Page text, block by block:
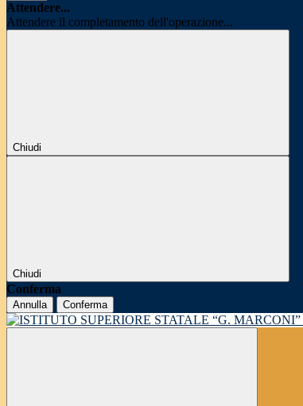
Attendere...
Attendere il completamento dell'operazione...
Chiudi
Chiudi
Conferma
Annulla Conferma